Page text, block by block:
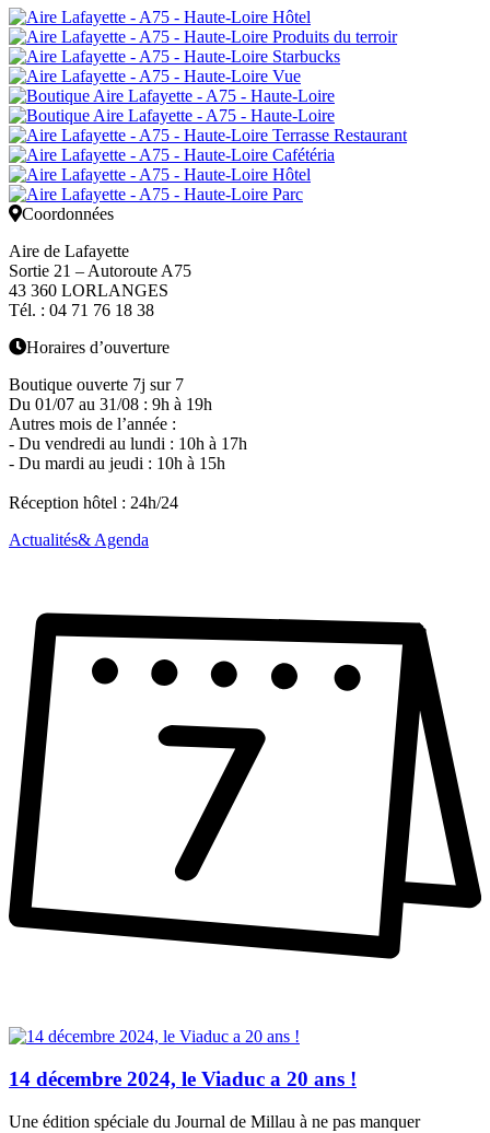
Coordonnées
Aire de Lafayette
Sortie 21 – Autoroute A75
43 360 LORLANGES
Tél. : 04 71 76 18 38
Horaires d’ouverture
Boutique ouverte 7j sur 7
Du 01/07 au 31/08 : 9h à 19h
Autres mois de l’année :
- Du vendredi au lundi : 10h à 17h
- Du mardi au jeudi : 10h à 15h
Réception hôtel : 24h/24
Actualités& Agenda
14 décembre 2024, le Viaduc a 20 ans !
Une édition spéciale du Journal de Millau à ne pas manquer